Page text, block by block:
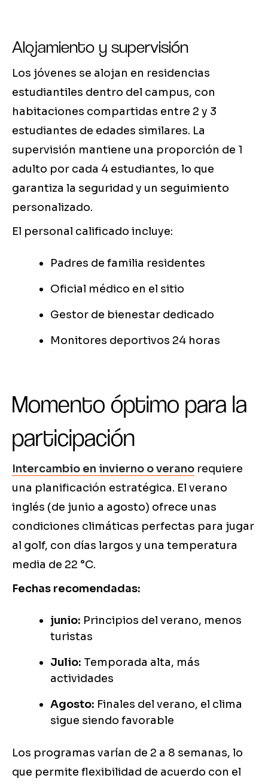
Alojamiento y supervisión
Los jóvenes se alojan en residencias
estudiantiles dentro del campus, con
habitaciones compartidas entre 2 y 3
estudiantes de edades similares. La
supervisión mantiene una proporción de 1
adulto por cada 4 estudiantes, lo que
garantiza la seguridad y un seguimiento
personalizado.
El personal calificado incluye:
Padres de familia residentes
Oficial médico en el sitio
Gestor de bienestar dedicado
Monitores deportivos 24 horas
Momento óptimo para la
participación
Intercambio en invierno o verano requiere
una planificación estratégica. El verano
inglés (de junio a agosto) ofrece unas
condiciones climáticas perfectas para jugar
al golf, con días largos y una temperatura
media de 22 °C.
Fechas recomendadas:
junio: Principios del verano, menos
turistas
Julio: Temporada alta, más
actividades
Agosto: Finales del verano, el clima
sigue siendo favorable
Los programas varían de 2 a 8 semanas, lo
que permite flexibilidad de acuerdo con el